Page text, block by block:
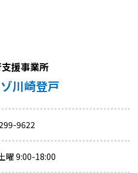
援事業所
川崎登戸
9622
曜 9:00-18:00